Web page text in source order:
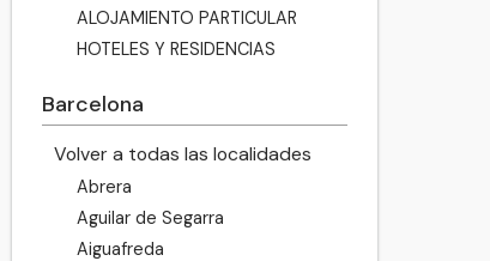
ALOJAMIENTO PARTICULAR
HOTELES Y RESIDENCIAS
Barcelona
Volver a todas las localidades
Abrera
Aguilar de Segarra
Aiguafreda